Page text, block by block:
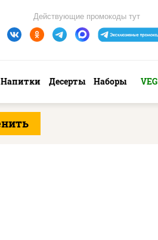
Действующие промокоды тут
Напитки Десерты Наборы VEG